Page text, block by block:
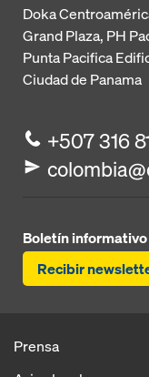
Doka
Grand Plaza, PH
Punta Pacifica
Ciudad de Panama
+507 316
Boletín informativo
Recibir
Prensa